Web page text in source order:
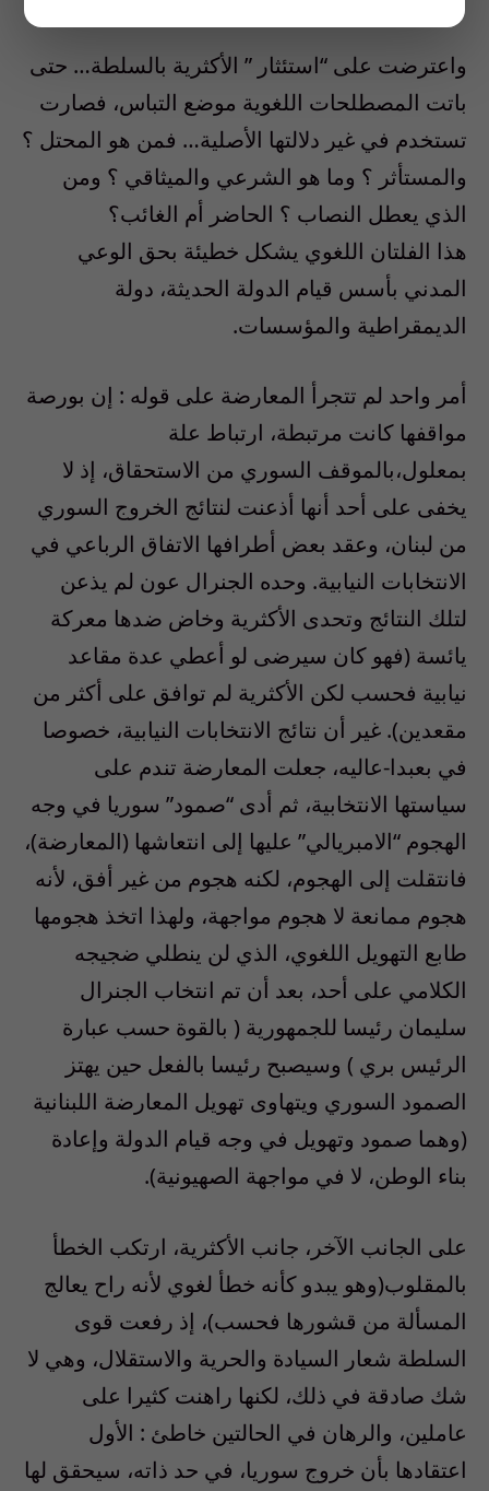
واعترضت على “استئثار ” الأكثرية بالسلطة… حتى
باتت المصطلحات اللغوية موضع التباس، فصارت
تستخدم في غير دلالتها الأصلية… فمن هو المحتل ؟
والمستأثر ؟ وما هو الشرعي والميثاقي ؟ ومن
الذي يعطل النصاب ؟ الحاضر أم الغائب؟
هذا الفلتان اللغوي يشكل خطيئة بحق الوعي
المدني بأسس قيام الدولة الحديثة، دولة
الديمقراطية والمؤسسات.
أمر واحد لم تتجرأ المعارضة على قوله : إن بورصة
مواقفها كانت مرتبطة، ارتباط علة
بمعلول،بالموقف السوري من الاستحقاق، إذ لا
يخفى على أحد أنها أذعنت لنتائج الخروج السوري
من لبنان، وعقد بعض أطرافها الاتفاق الرباعي في
الانتخابات النيابية. وحده الجنرال عون لم يذعن
لتلك النتائج وتحدى الأكثرية وخاض ضدها معركة
يائسة (فهو كان سيرضى لو أعطي عدة مقاعد
نيابية فحسب لكن الأكثرية لم توافق على أكثر من
مقعدين). غير أن نتائج الانتخابات النيابية، خصوصا
في بعبدا-عاليه، جعلت المعارضة تندم على
سياستها الانتخابية، ثم أدى “صمود” سوريا في وجه
الهجوم “الامبريالي” عليها إلى انتعاشها (المعارضة)،
فانتقلت إلى الهجوم، لكنه هجوم من غير أفق، لأنه
هجوم ممانعة لا هجوم مواجهة، ولهذا اتخذ هجومها
طابع التهويل اللغوي، الذي لن ينطلي ضجيجه
الكلامي على أحد، بعد أن تم انتخاب الجنرال
سليمان رئيسا للجمهورية ( بالقوة حسب عبارة
الرئيس بري ) وسيصبح رئيسا بالفعل حين يهتز
الصمود السوري ويتهاوى تهويل المعارضة اللبنانية
(وهما صمود وتهويل في وجه قيام الدولة وإعادة
بناء الوطن، لا في مواجهة الصهيونية).
على الجانب الآخر، جانب الأكثرية، ارتكب الخطأ
بالمقلوب(وهو يبدو كأنه خطأ لغوي لأنه راح يعالج
المسألة من قشورها فحسب)، إذ رفعت قوى
السلطة شعار السيادة والحرية والاستقلال، وهي لا
شك صادقة في ذلك، لكنها راهنت كثيرا على
عاملين، والرهان في الحالتين خاطئ : الأول
اعتقادها بأن خروج سوريا، في حد ذاته، سيحقق لها